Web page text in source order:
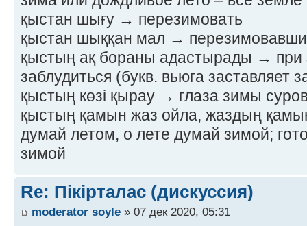
қыстан шығу → перезимовать
қыстан шыққан мал →
қыстың ақ бораны адастырады → при
заблудиться (букв. вьюга заставляет
қыстың көзі қырау → глаза зимы
қыстың қамын жаз ойла, жаздың
думай летом, о лете думай зимой;
зимой
Re: Пікірталас (дискуссия)
moderator soyle » 07 дек 2020, 05:31